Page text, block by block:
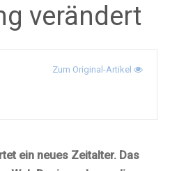
verändert
Zum Original-Artikel
ein neues Zeitalter. Das